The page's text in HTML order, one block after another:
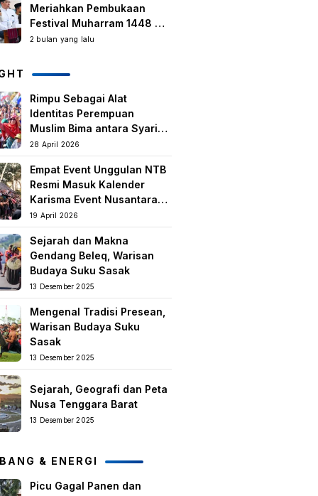
Meriahkan Pembukaan
Festival Muharram 1448 H
di Lombok Timur
2 bulan yang lalu
Rimpu Sebagai Alat
Identitas Perempuan
Muslim Bima antara Syariat,
Tradisi lokal, dan
Manifestasi Nilai-nilai
keislaman
28 April 2026
Empat Event Unggulan NTB
Resmi Masuk Kalender
Karisma Event Nusantara
(KEN) 2026
19 April 2026
Sejarah dan Makna
Gendang Beleq, Warisan
Budaya Suku Sasak
13 Desember 2025
Mengenal Tradisi Presean,
Warisan Budaya Suku
Sasak
13 Desember 2025
Sejarah, Geografi dan Peta
Nusa Tenggara Barat
13 Desember 2025
& ENERGI
Picu Gagal Panen dan